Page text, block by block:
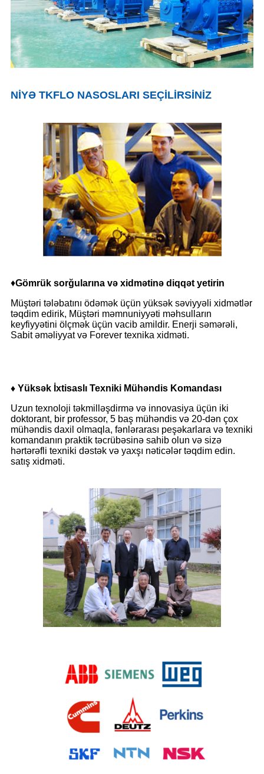
NİYƏ TKFLO NASOSLARI SEÇİLİRSİNİZ
♦Gömrük sorğularına və xidmətinə diqqət yetirin
Müştəri tələbatını ödəmək üçün yüksək səviyyəli xidmətlər
təqdim edirik, Müştəri məmnuniyyəti məhsulların
keyfiyyətini ölçmək üçün vacib amildir. Enerji səmərəli,
Sabit əməliyyat və Forever texnika xidməti.
♦ Yüksək İxtisaslı Texniki Mühəndis Komandası
Uzun texnoloji təkmilləşdirmə və innovasiya üçün iki
doktorant, bir professor, 5 baş mühəndis və 20-dən çox
mühəndis daxil olmaqla, fənlərarası peşəkarlara və texniki
komandanın praktik təcrübəsinə sahib olun və sizə
hərtərəfli texniki dəstək və yaxşı nəticələr təqdim edin.
satış xidməti.